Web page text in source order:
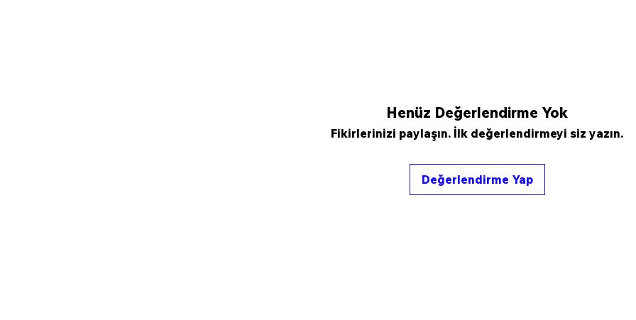
Henüz Değerlendirme Yok
Fikirlerinizi paylaşın. İlk değerlendirmeyi siz yazın.
Değerlendirme Yap